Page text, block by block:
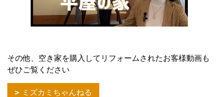
その他、空き家を購入してリフォームされたお客様動画も
ぜひご覧ください
ミズカミちゃんねる